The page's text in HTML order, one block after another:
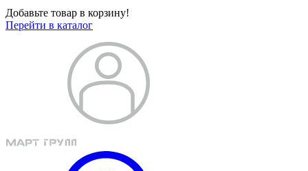
Добавьте товар в корзину!
Перейти в каталог